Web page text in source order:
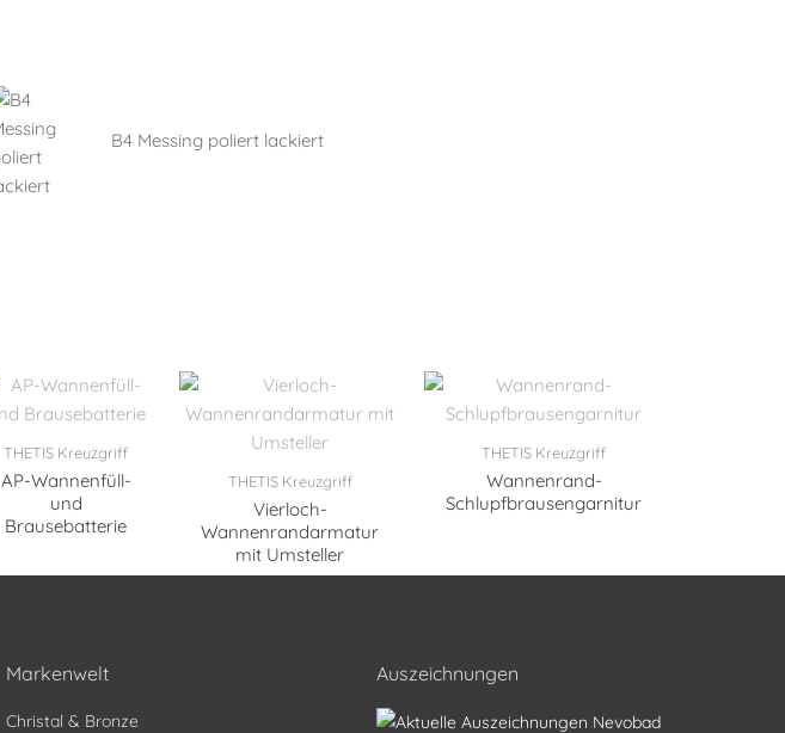
B4 Messing poliert lackiert
THETIS Kreuzgriff
AP-Wannenfüll-
und
Brausebatterie
THETIS Kreuzgriff
Vierloch-
Wannenrandarmatur
mit Umsteller
THETIS Kreuzgriff
Wannenrand-
Schlupfbrausengarnitur
Markenwelt
Christal & Bronze
Auszeichnungen